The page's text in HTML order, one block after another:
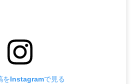
をInstagramで見る